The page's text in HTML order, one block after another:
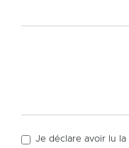
Je déclare avoir lu la